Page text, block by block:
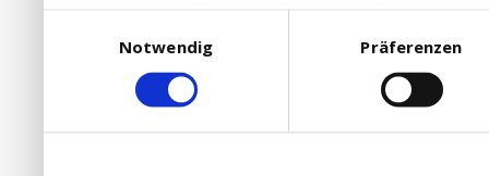
Werbepartner
Ihre Bedürfnisse
die Verwendung von
DSGVO.
Notwendig
Präferenzen